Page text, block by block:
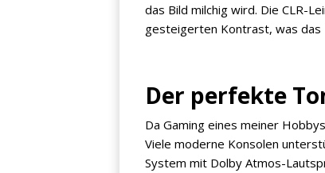
das Bild milchig wird. Die CLR-
gesteigerten Kontrast, was das
Der perfekte
Da Gaming eines meiner
Viele moderne Konsolen
System mit Dolby Atmos-
Erhalten Sie exklusive Angebote, News und